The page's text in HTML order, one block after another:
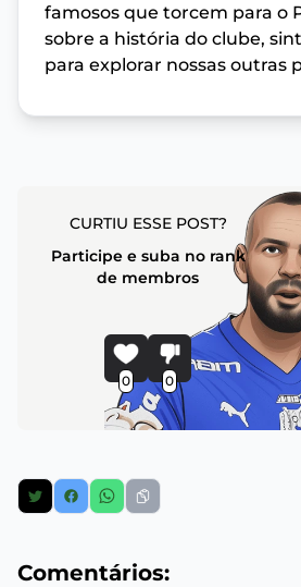
famosos que torcem para o
sobre a história do clube,
para explorar nossas outras
CURTIU ESSE POST?
Participe e suba no rank
de membros
0 0
Comentários: